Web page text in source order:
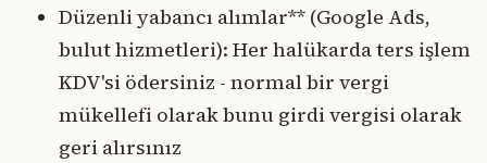
Düzenli yabancı alımlar** (Google Ads,
bulut hizmetleri): Her halükarda ters işlem
KDV'si ödersiniz - normal bir vergi
mükellefi olarak bunu girdi vergisi olarak
geri alırsınız